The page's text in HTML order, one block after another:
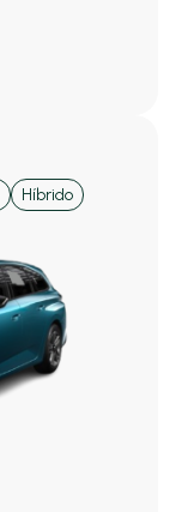
Híbrido